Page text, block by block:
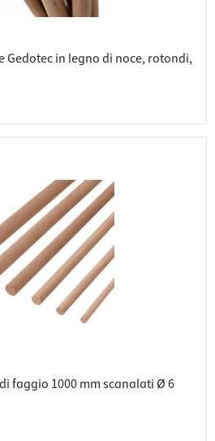
Gedotec in legno di noce, rotondi,
faggio 1000 mm scanalati Ø 6